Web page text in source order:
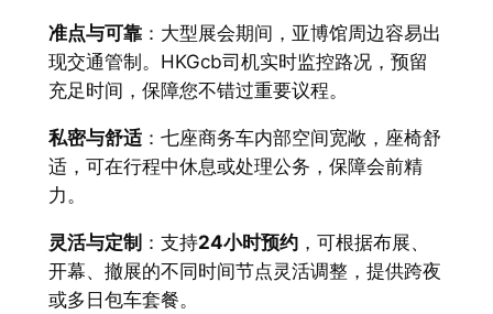
准点与可靠：大型展会期间，亚博馆周边容易出
现交通管制。HKGcb司机实时监控路况，预留
充足时间，保障您不错过重要议程。
私密与舒适：七座商务车内部空间宽敞，座椅舒
适，可在行程中休息或处理公务，保障会前精
力。
灵活与定制 ：支持24小时预约，可根据布展、
开幕、撤展的不同时间节点灵活调整，提供跨夜
或多日包车套餐。